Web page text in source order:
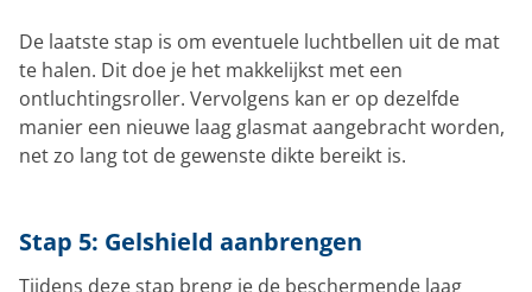
De laatste stap is om eventuele luchtbellen uit de mat
te halen. Dit doe je het makkelijkst met een
ontluchtingsroller. Vervolgens kan er op dezelfde
manier een nieuwe laag glasmat aangebracht worden,
net zo lang tot de gewenste dikte bereikt is.
Stap 5: Gelshield aanbrengen
Tijdens deze stap breng je de beschermende laag